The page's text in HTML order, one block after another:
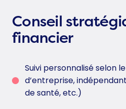
Conseil
financier
Suivi personnalisé selon
d’entreprise,
de santé, etc.)